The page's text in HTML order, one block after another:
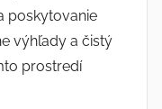
poskytovanie
výhľady a čistý
prostredí